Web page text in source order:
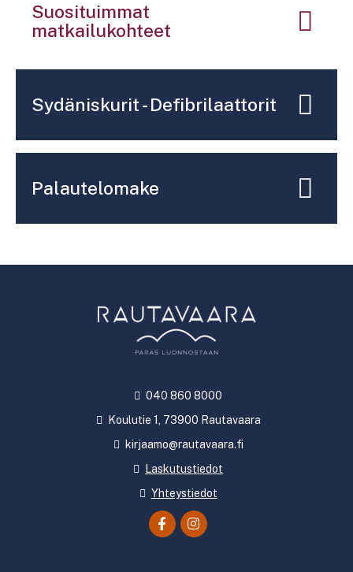
Suosituimmat
matkailukohteet
Sydäniskurit - Defibrilaattorit
Palautelomake
040 860 8000
Koulutie 1, 73900 Rautavaara
kirjaamo@rautavaara.fi
Laskutustiedot
Yhteystiedot